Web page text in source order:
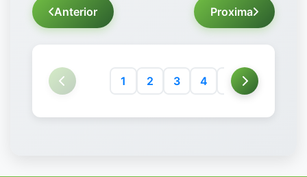
Anterior Proxima
1 2 3 4 5 6